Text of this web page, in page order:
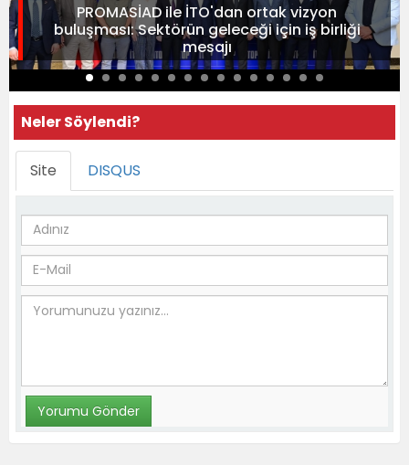
PROMASİAD ile İTO'dan ortak vizyon
buluşması: Sektörün geleceği için iş birliği
mesajı
Neler Söylendi?
Site DISQUS